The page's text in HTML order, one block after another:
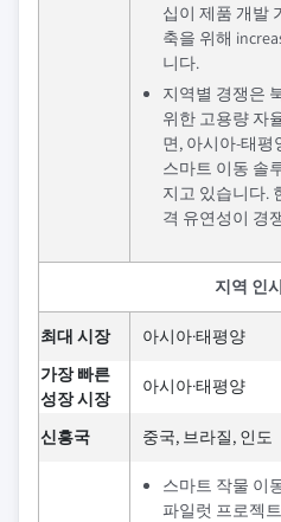
십이 제품 개발
축을 위해
니다.
지역별 경쟁은
위한 고용량 자
면, 아시아-태
스마트 이동 솔
지고 있습니다.
격 유연성이 경
지역 인
최대 시장
아시아·태평양
가장 빠른
성장 시장
아시아·태평양
신흥국 중국, 브라질, 인도
스마트 작물 이
파일럿 프로젝